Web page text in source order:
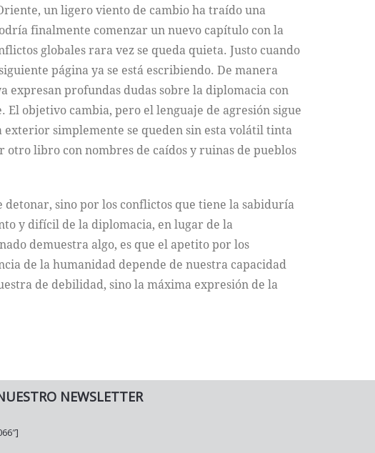
un ligero viento de cambio ha traído una
finalmente comenzar un nuevo capítulo con la
globales rara vez se queda quieta. Justo cuando
página ya se está escribiendo. De manera
expresan profundas dudas sobre la diplomacia con
El objetivo cambia, pero el lenguaje de agresión sigue
simplemente se queden sin esta volátil tinta
libro con nombres de caídos y ruinas de pueblos
sino por los conflictos que tiene la sabiduría
y difícil de la diplomacia, en lugar de la
demuestra algo, es que el apetito por los
de la humanidad depende de nuestra capacidad
de debilidad, sino la máxima expresión de la
NEWSLETTER